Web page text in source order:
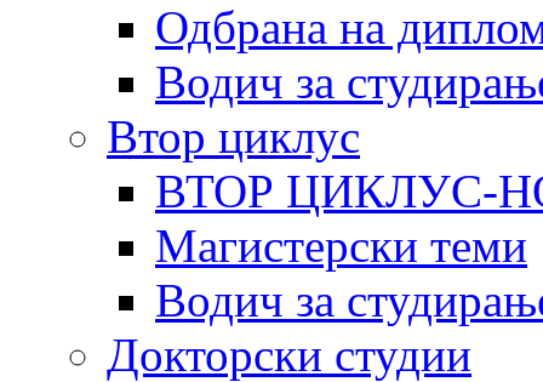
Одбрана на
Водич за
Втор циклус
ВТОР ЦИКЛУС-
Магистерски теми
Водич за
Докторски студии